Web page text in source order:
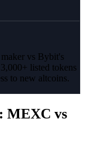
vs Bybit's
listed tokens
to new altcoins.
MEXC vs